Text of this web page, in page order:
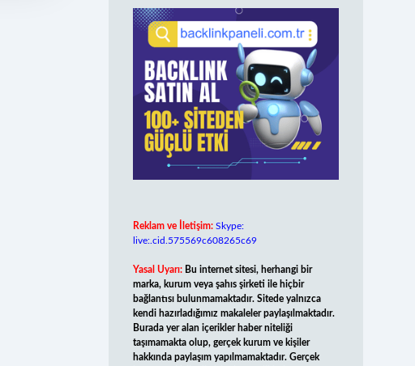
Reklam ve İletişim: Skype:
live:.cid.575569c608265c69
Yasal Uyarı: Bu internet sitesi, herhangi bir
marka, kurum veya şahıs şirketi ile hiçbir
bağlantısı bulunmamaktadır. Sitede yalnızca
kendi hazırladığımız makaleler paylaşılmaktadır.
Burada yer alan içerikler haber niteliği
taşımamakta olup, gerçek kurum ve kişiler
hakkında paylaşım yapılmamaktadır. Gerçek